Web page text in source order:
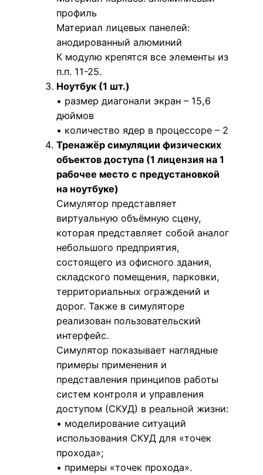
профиль
Материал лицевых панелей:
анодированный алюминий
К модулю крепятся все элементы из
п.п. 11-25.
Ноутбук (1 шт.)
• размер диагонали экран – 15,6
дюймов
• количество ядер в процессоре – 2
Тренажёр симуляции физических
объектов доступа (1 лицензия на 1
рабочее место с предустановкой
на ноутбуке)
Симулятор представляет
виртуальную объёмную сцену,
которая представляет собой аналог
небольшого предприятия,
состоящего из офисного здания,
складского помещения, парковки,
территориальных ограждений и
дорог. Также в симуляторе
реализован пользовательский
интерфейс.
Симулятор показывает наглядные
примеры применения и
представления принципов работы
систем контроля и управления
доступом (СКУД) в реальной жизни:
• моделирование ситуаций
использования СКУД для «точек
прохода»;
• примеры «точек прохода».